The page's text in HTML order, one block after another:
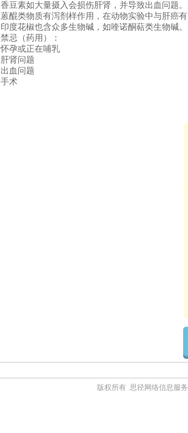
香豆素如大量摄入会损伤肝肾，并导致出血问题。
蒽醌类物质有泻剂样作用，在动物实验中与肝癌
印度花椒也含众多生物碱，如喹诺酮萜类生物碱。
禁忌（药用 ）：
怀孕或正在哺乳
肝肾问题
出血问题
手术
版权所有 思径网络信息服